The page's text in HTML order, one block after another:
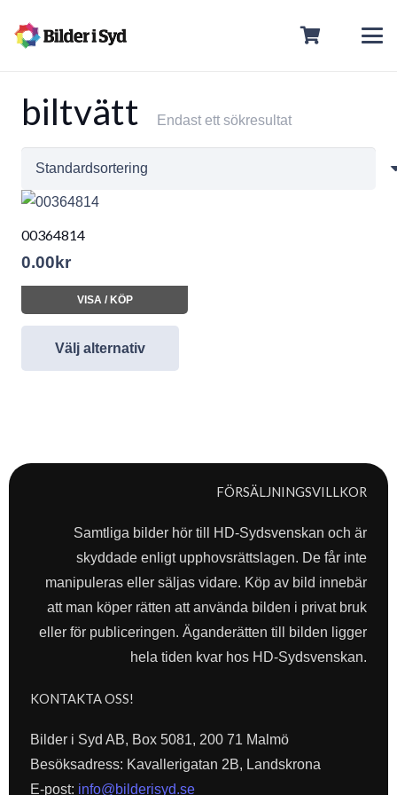
biltvätt Endast ett sökresultat
00364814
0.00 kr
VISA / KÖP
Välj alternativ
FÖRSÄLJNINGSVILLKOR
Samtliga bilder hör till HD-Sydsvenskan och är
skyddade enligt upphovsrättslagen. De får inte
manipuleras eller säljas vidare. Köp av bild innebär
att man köper rätten att använda bilden i privat bruk
eller för publiceringen. Äganderätten till bilden ligger
hela tiden kvar hos HD-Sydsvenskan.
KONTAKTA OSS!
Bilder i Syd AB, Box 5081, 200 71 Malmö
Besöksadress: Kavallerigatan 2B, Landskrona
E-post: info@bilderisyd.se